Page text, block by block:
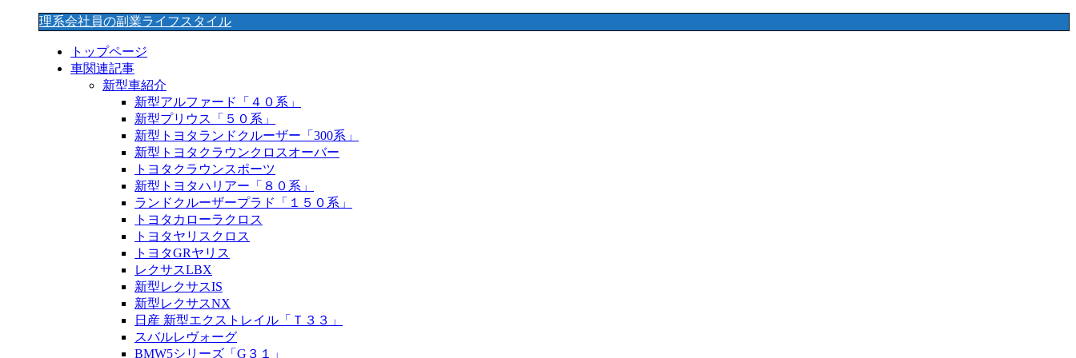
理系会社員の副業ライフスタイル
トップページ
車関連記事
新型車紹介
新型アルファード「４０系」
新型プリウス「５０系」
新型トヨタランドクルーザー「300系」
新型トヨタクラウンクロスオーバー
トヨタクラウンスポーツ
新型トヨタハリアー「８０系」
ランドクルーザープラド「１５０系」
トヨタカローラクロス
トヨタヤリスクロス
トヨタGRヤリス
レクサスLBX
新型レクサスIS
新型レクサスNX
日産 新型エクストレイル「Ｔ３３」
スバルレヴォーグ
BMW5シリーズ「G３１」